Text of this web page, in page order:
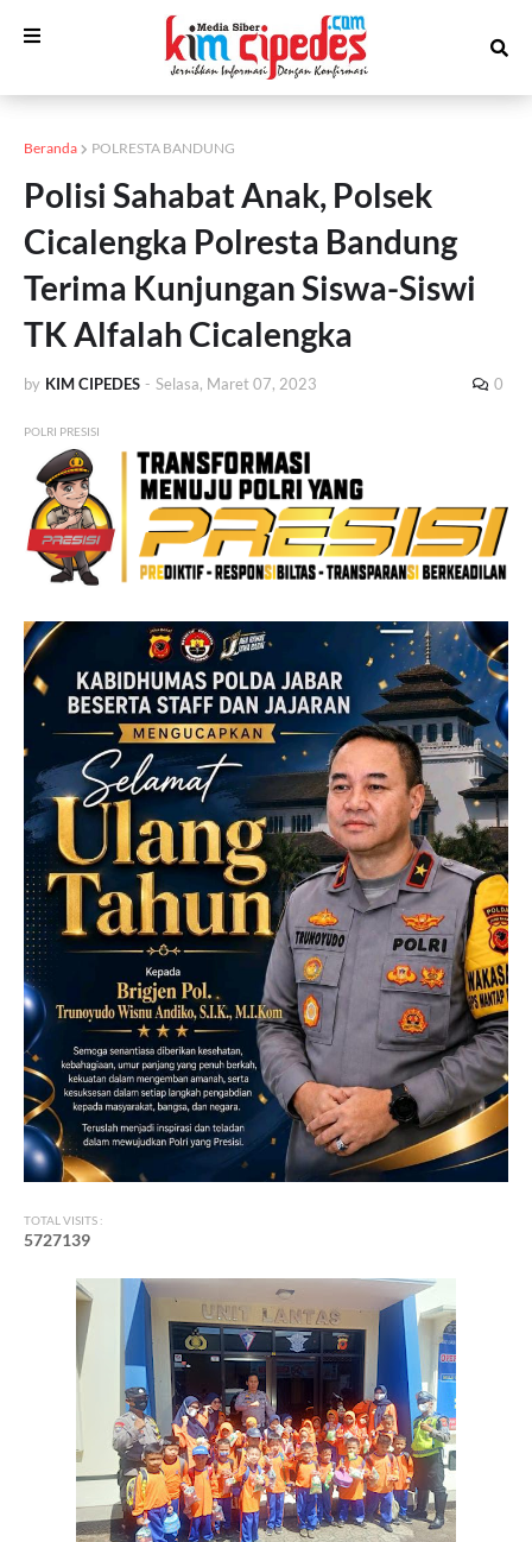
Beranda POLRESTA BANDUNG
Polisi Sahabat Anak, Polsek
Cicalengka Polresta Bandung
Terima Kunjungan Siswa-Siswi
TK Alfalah Cicalengka
by KIM CIPEDES - Selasa, Maret 07, 2023 0
POLRI PRESISI
TOTAL VISITS :
5727139